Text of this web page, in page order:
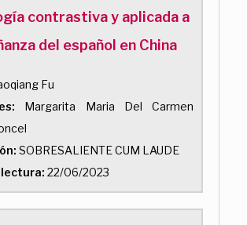
contrastiva y aplicada a
del español en China
Fu
Margarita Maria Del Carmen
SOBRESALIENTE CUM LAUDE
lectura: 22/06/2023